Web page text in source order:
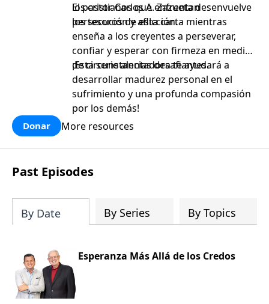
los cristianos que enfrentan
persecución y aflicción.
El pastor Carlos A. Zazueta desenvuelve
los tesoros de esta carta mientras
enseña a los creyentes a perseverar,
confiar y esperar con firmeza en medio
de circunstancias desafiantes.
¡Esta serie alentadora te ayudará a
desarrollar madurez personal en el
sufrimiento y una profunda compasión
por los demás!
Donar More resources
Past Episodes
By Date By Series By Topics
Esperanza Más Allá de los Credos